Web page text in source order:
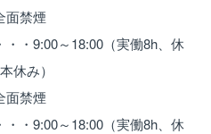
面禁煙
・・9:00～18:00（実働8h、休
休み）
面禁煙
・・9:00～18:00（実働8h、休